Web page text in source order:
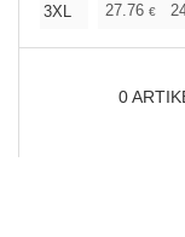
3XL
27.76 €
0